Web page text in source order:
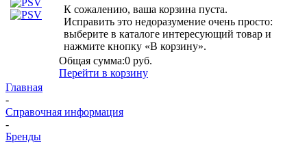
К сожалению, ваша корзина пуста.
Исправить это недоразумение очень просто:
выберите в каталоге интересующий товар и
нажмите кнопку «В корзину».
Общая сумма:0 руб.
Перейти в корзину
Главная
-
Справочная информация
-
Бренды